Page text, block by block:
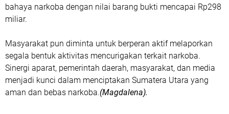
bahaya narkoba dengan nilai barang bukti mencapai Rp298
miliar.
Masyarakat pun diminta untuk berperan aktif melaporkan
segala bentuk aktivitas mencurigakan terkait narkoba.
Sinergi aparat, pemerintah daerah, masyarakat, dan media
menjadi kunci dalam menciptakan Sumatera Utara yang
aman dan bebas narkoba.(Magdalena).